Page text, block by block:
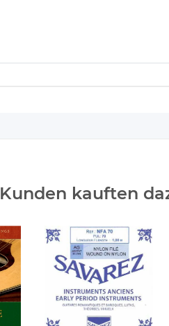
Kunden kauften